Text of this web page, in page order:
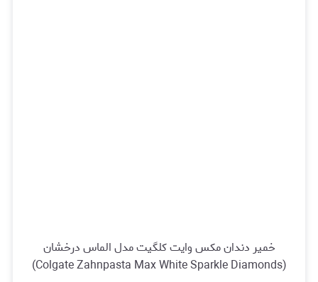
خمیر دندان مکس وایت کلگیت مدل الماس درخشان
(Colgate Zahnpasta Max White Sparkle Diamonds)